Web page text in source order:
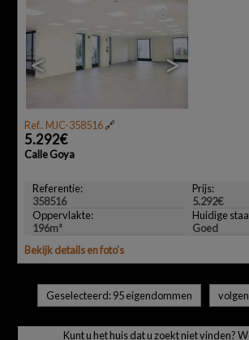
< >
8
Ref.. MJC-358516🔗
5.292€
Calle Goya
Referentie:
358516
Prijs:
5.292€
Oppervlakte:
196m²
Huidige
Goed
Bekijk details en foto's
Geselecteerd:95 eigendommen
Kunt u het huis dat u zoekt niet vinden?